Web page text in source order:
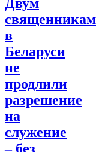
священникам
в
Беларуси
не
продлили
разрешение
на
служение
– без